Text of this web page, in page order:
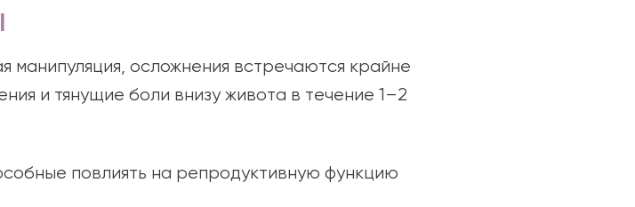
манипуляция, осложнения встречаются крайне
и тянущие боли внизу живота в течение 1–2
повлиять на репродуктивную функцию